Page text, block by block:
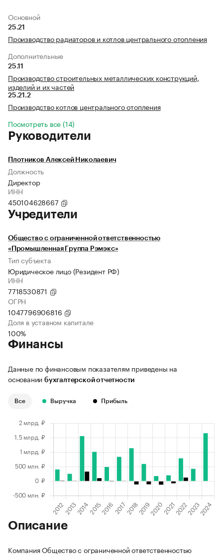
Основной
25.21
Производство радиаторов и котлов центрального отопления
Дополнительные
25.11
Производство строительных металлических конструкций,
изделий и их частей
25.21.2
Производство котлов центрального отопления
Посмотреть все (14)
Руководители
Плотников Алексей Николаевич
Должность
Директор
ИНН
450104628667
Учредители
Общество с ограниченной ответственностью
«Промышленная Группа Рэмэкс»
Тип субъекта
Юридическое лицо (Резидент РФ)
ИНН
7718530871
ОГРН
1047796906816
Доля в уставном капитале
100%
Финансы
Данные по финансовым показателям приведены на
основании бухгалтерской отчетности
Все Выручка Прибыль
Описание
Компания Общество с ограниченной ответственностью